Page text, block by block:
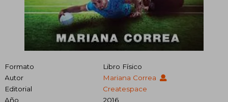
Formato
Libro Físico
Autor
Mariana Correa
Editorial
Createspace
Año
2016